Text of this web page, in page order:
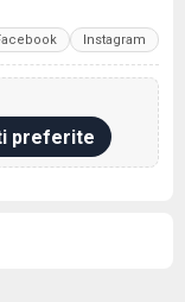
Instagram
preferite